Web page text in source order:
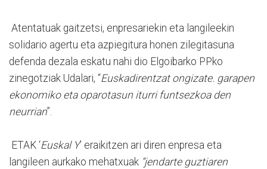
Atentatuak gaitzetsi, enpresariekin eta langileekin
solidario agertu eta azpiegitura honen zilegitasuna
defenda dezala eskatu nahi dio Elgoibarko PPko
zinegotziak Udalari, “Euskadirentzat ongizate. garapen
ekonomiko eta oparotasun iturri funtsezkoa den
neurrian”.
ETAK ‘Euskal Y’ eraikitzen ari diren enpresa eta
langileen aurkako mehatxuak “jendarte guztiaren